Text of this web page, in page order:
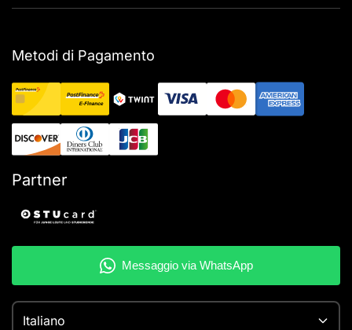
Metodi di Pagamento
Partner
Italiano